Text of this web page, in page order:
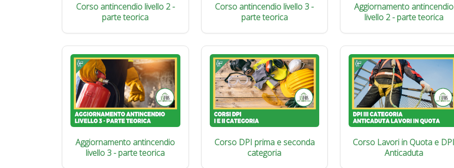
Corso antincendio livello 2 -
parte teorica
Corso antincendio livello 3 -
parte teorica
Aggiornamento antincendio
livello 2 - parte teorica
Aggiornamento antincendio
livello 3 - parte teorica
Corso DPI prima e seconda
categoria
Corso Lavori in Quota e
Anticaduta